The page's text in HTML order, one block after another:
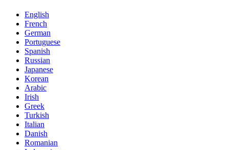
English
French
German
Portuguese
Spanish
Russian
Japanese
Korean
Arabic
Irish
Greek
Turkish
Italian
Danish
Romanian